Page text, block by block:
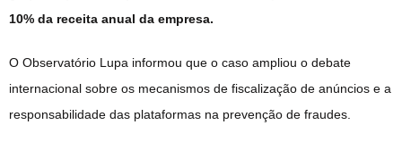
10% da receita anual da empresa.
O Observatório Lupa informou que o caso ampliou o debate
internacional sobre os mecanismos de fiscalização de anúncios e a
responsabilidade das plataformas na prevenção de fraudes.